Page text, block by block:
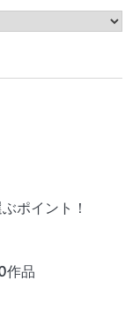
ポイント！
作品